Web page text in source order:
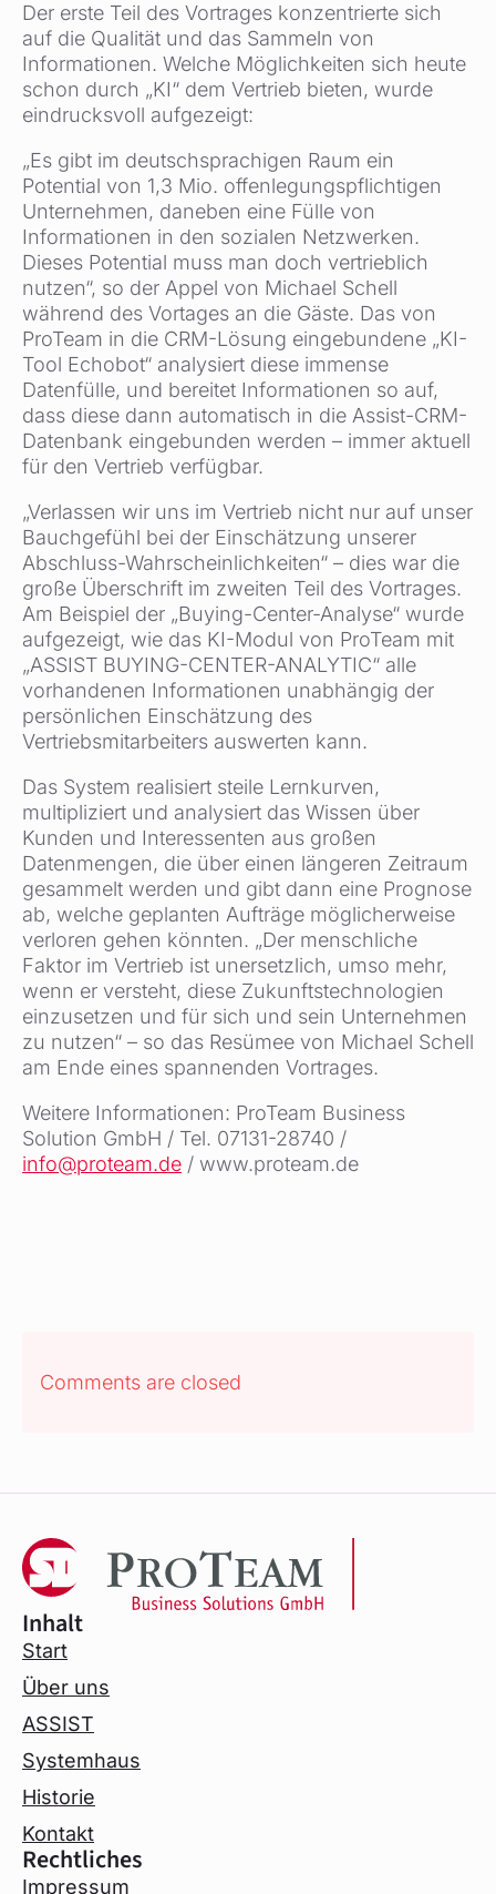
Der erste Teil des Vortrages konzentrierte sich
auf die Qualität und das Sammeln von
Informationen. Welche Möglichkeiten sich heute
schon durch „KI“ dem Vertrieb bieten, wurde
eindrucksvoll aufgezeigt:
„Es gibt im deutschsprachigen Raum ein
Potential von 1,3 Mio. offenlegungspflichtigen
Unternehmen, daneben eine Fülle von
Informationen in den sozialen Netzwerken.
Dieses Potential muss man doch vertrieblich
nutzen“, so der Appel von Michael Schell
während des Vortages an die Gäste. Das von
ProTeam in die CRM-Lösung eingebundene „KI-
Tool Echobot“ analysiert diese immense
Datenfülle, und bereitet Informationen so auf,
dass diese dann automatisch in die Assist-CRM-
Datenbank eingebunden werden – immer aktuell
für den Vertrieb verfügbar.
„Verlassen wir uns im Vertrieb nicht nur auf unser
Bauchgefühl bei der Einschätzung unserer
Abschluss-Wahrscheinlichkeiten“ – dies war die
große Überschrift im zweiten Teil des Vortrages.
Am Beispiel der „Buying-Center-Analyse“ wurde
aufgezeigt, wie das KI-Modul von ProTeam mit
„ASSIST BUYING-CENTER-ANALYTIC“ alle
vorhandenen Informationen unabhängig der
persönlichen Einschätzung des
Vertriebsmitarbeiters auswerten kann.
Das System realisiert steile Lernkurven,
multipliziert und analysiert das Wissen über
Kunden und Interessenten aus großen
Datenmengen, die über einen längeren Zeitraum
gesammelt werden und gibt dann eine Prognose
ab, welche geplanten Aufträge möglicherweise
verloren gehen könnten. „Der menschliche
Faktor im Vertrieb ist unersetzlich, umso mehr,
wenn er versteht, diese Zukunftstechnologien
einzusetzen und für sich und sein Unternehmen
zu nutzen“ – so das Resümee von Michael Schell
am Ende eines spannenden Vortrages.
Weitere Informationen: ProTeam Business
Solution GmbH / Tel. 07131-28740 /
info@proteam.de / www.proteam.de
Comments are closed
Inhalt
Start
Über uns
ASSIST
Systemhaus
Historie
Kontakt
Rechtliches
Impressum